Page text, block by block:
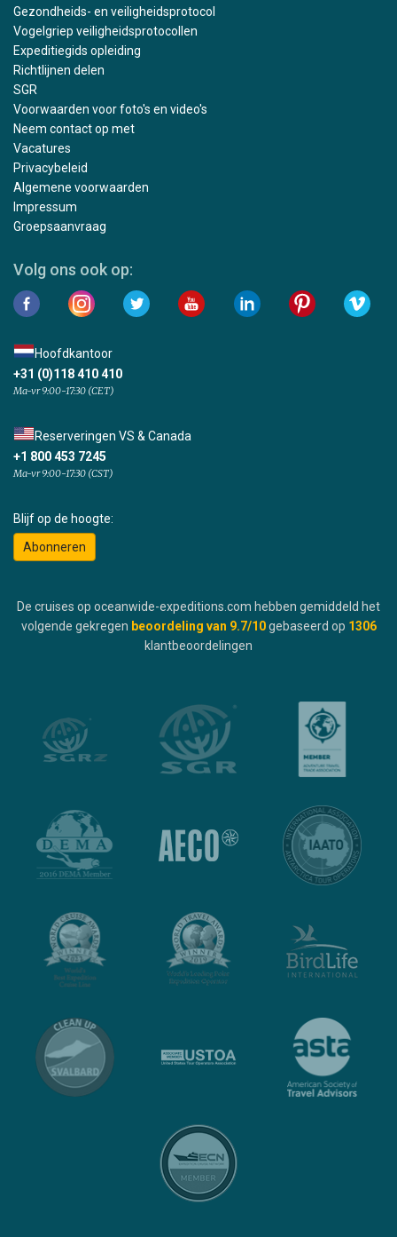
Gezondheids- en veiligheidsprotocol
Vogelgriep veiligheidsprotocollen
Expeditiegids opleiding
Richtlijnen delen
SGR
Voorwaarden voor foto's en video's
Neem contact op met
Vacatures
Privacybeleid
Algemene voorwaarden
Impressum
Groepsaanvraag
Volg ons ook op:
Hoofdkantoor
+31 (0)118 410 410
Ma-vr 9:00-17:30 (CET)
Reserveringen VS & Canada
+1 800 453 7245
Ma-vr 9:00-17:30 (CST)
Blijf op de hoogte:
Abonneren
De cruises op oceanwide-expeditions.com hebben gemiddeld het
volgende gekregen beoordeling van 9.7/10 gebaseerd op 1306
klantbeoordelingen